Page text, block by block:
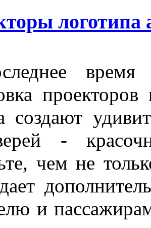
логотипа
время
создают
-
чем не
и